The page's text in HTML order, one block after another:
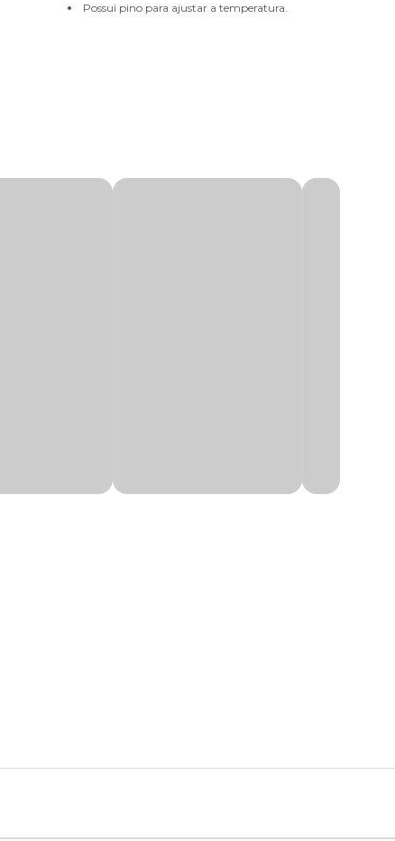
Possui pino para ajustar a temperatura.